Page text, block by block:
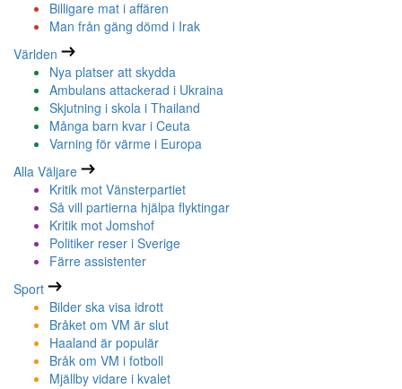
Billigare mat i affären
Man från gäng dömd i Irak
Världen
Nya platser att skydda
Ambulans attackerad i Ukraina
Skjutning i skola i Thailand
Många barn kvar i Ceuta
Varning för värme i Europa
Alla Väljare
Kritik mot Vänsterpartiet
Så vill partierna hjälpa flyktingar
Kritik mot Jomshof
Politiker reser i Sverige
Färre assistenter
Sport
Bilder ska visa idrott
Bråket om VM är slut
Haaland är populär
Bråk om VM i fotboll
Mjällby vidare i kvalet